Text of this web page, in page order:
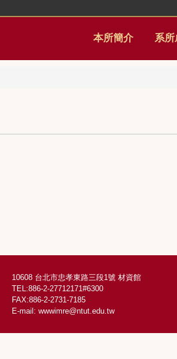
本所簡介 系所
10608 台北市忠孝東路三段1號 材資館
TEL:886-2-27712171#6300
FAX:886-2-2731-7185
E-mail: wwwimre@ntut.edu.tw